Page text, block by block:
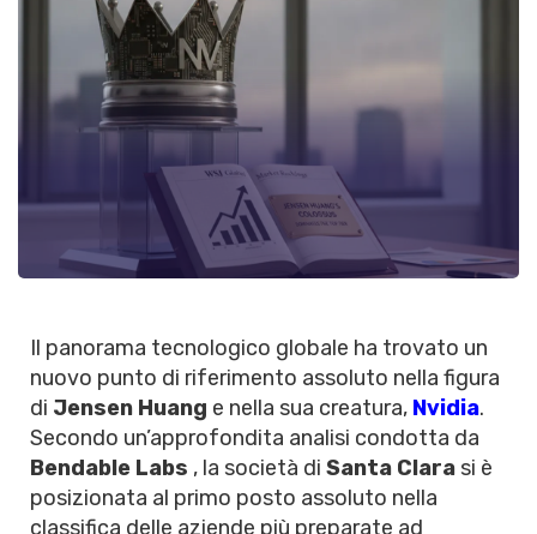
Il panorama tecnologico globale ha trovato un
nuovo punto di riferimento assoluto nella figura
di Jensen Huang e nella sua creatura, Nvidia.
Secondo un’approfondita analisi condotta da
Bendable Labs , la società di Santa Clara si è
posizionata al primo posto assoluto nella
classifica delle aziende più preparate ad